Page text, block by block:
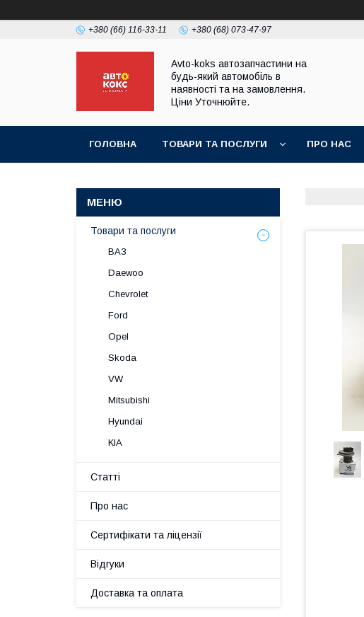
+380 (66) 116-33-11 +380 (68) 073-47-97
Avto-koks автозапчастини на
будь-який автомобіль в
наявності та на замовлення.
Ціни Уточнюйте.
ГОЛОВНА ТОВАРИ ТА ПОСЛУГИ ПРО НАС
Товари та послуги
ВАЗ
Daewoo
Chevrolet
Ford
Opel
Skoda
VW
Mitsubishi
Hyundai
KIA
Статті
Про нас
Сертифікати та ліцензії
Відгуки
Доставка та оплата